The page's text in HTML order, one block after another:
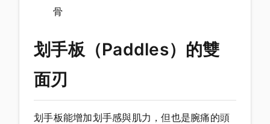
骨
划手板（Paddles）的雙
面刃
划手板能增加划手感與肌力，但也是腕痛的頭